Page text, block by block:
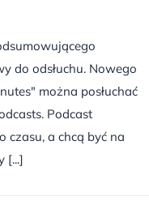
do odsłuchu. Nowego
można posłuchać
Podcast
czasu, a chcą być na
[...]